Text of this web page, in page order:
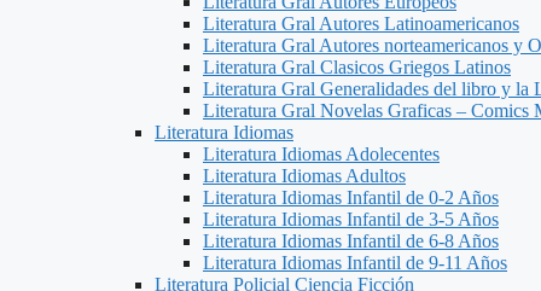
Literatura Gral Autores Latinoamericanos
Literatura Gral Autores norteamericanos y
Literatura Gral Clasicos Griegos Latinos
Literatura Gral Generalidades del libro y la
Literatura Gral Novelas Graficas – Comics
Literatura Idiomas
Literatura Idiomas Adolecentes
Literatura Idiomas Adultos
Literatura Idiomas Infantil de 0-2 Años
Literatura Idiomas Infantil de 3-5 Años
Literatura Idiomas Infantil de 6-8 Años
Literatura Idiomas Infantil de 9-11 Años
Literatura Policial Ciencia Ficción